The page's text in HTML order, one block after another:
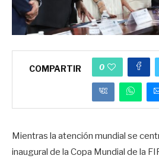
COMPARTIR 0
Mientras la atención mundial se
inaugural de la Copa Mundial de la